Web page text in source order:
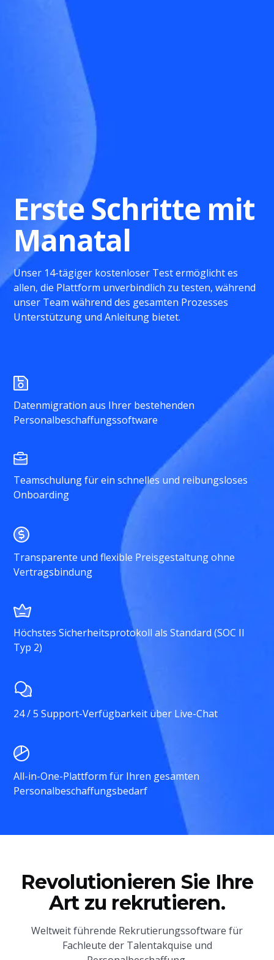
Erste Schritte mit
Manatal
Unser 14-tägiger kostenloser Test ermöglicht es
allen, die Plattform unverbindlich zu testen, während
unser Team während des gesamten Prozesses
Unterstützung und Anleitung bietet.
Datenmigration aus Ihrer bestehenden
Personalbeschaffungssoftware
Teamschulung für ein schnelles und reibungsloses
Onboarding
Transparente und flexible Preisgestaltung ohne
Vertragsbindung
Höchstes Sicherheitsprotokoll als Standard (SOC II
Typ 2)
24 / 5 Support-Verfügbarkeit über Live-Chat
All-in-One-Plattform für Ihren gesamten
Personalbeschaffungsbedarf
Revolutionieren Sie Ihre
Art zu rekrutieren.
Weltweit führende Rekrutierungssoftware für
Fachleute der Talentakquise und